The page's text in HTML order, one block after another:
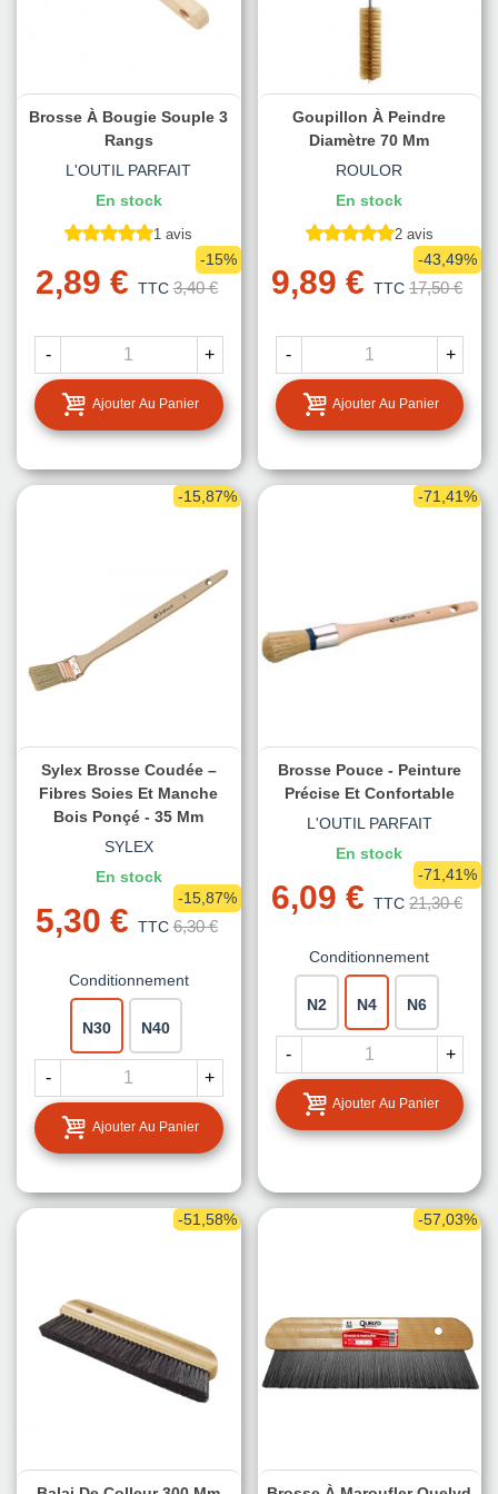
Brosse À Bougie Souple 3
Rangs
L'OUTIL PARFAIT
En stock
1 avis
2,89 € TTC 3,40 €
-15%
- +
Ajouter Au Panier
Goupillon À Peindre
Diamètre 70 Mm
ROULOR
En stock
2 avis
9,89 € TTC 17,50 €
-43,49%
- +
Ajouter Au Panier
-15,87%
Sylex Brosse Coudée –
Fibres Soies Et Manche
Bois Ponçé - 35 Mm
SYLEX
En stock
5,30 € TTC 6,30 €
-15,87%
Conditionnement
N30 N40
- +
Ajouter Au Panier
-71,41%
Brosse Pouce - Peinture
Précise Et Confortable
L'OUTIL PARFAIT
En stock
6,09 € TTC 21,30 €
-71,41%
Conditionnement
N2 N4 N6
- +
Ajouter Au Panier
-51,58% -57,03%